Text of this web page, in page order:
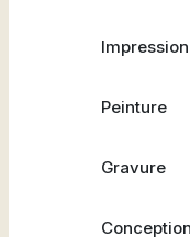
Peinture
Gravure